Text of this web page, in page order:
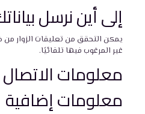
إلى أين نرسل
يمكن التحقق من تعليقات الزوار
غير المرغوب فيها تلقائيًا.
معلومات
معلومات إضافية